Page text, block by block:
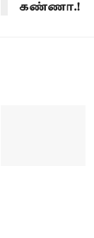
கண்ணா.!